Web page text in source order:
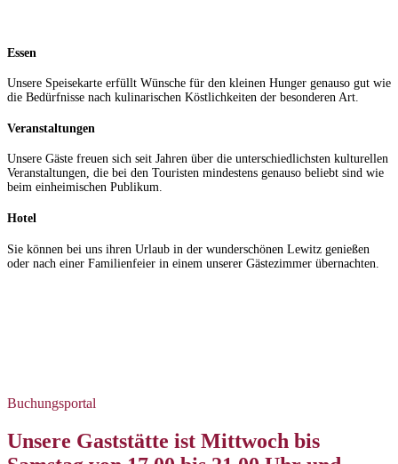
Essen
Unsere Speisekarte erfüllt Wünsche für den kleinen Hunger genauso gut wie
die Bedürfnisse nach kulinarischen Köstlichkeiten der besonderen Art.
Veranstaltungen
Unsere Gäste freuen sich seit Jahren über die unterschiedlichsten kulturellen
Veranstaltungen, die bei den Touristen mindestens genauso beliebt sind wie
beim einheimischen Publikum.
Hotel
Sie können bei uns ihren Urlaub in der wunderschönen Lewitz genießen
oder nach einer Familienfeier in einem unserer Gästezimmer übernachten.
Buchungsportal
Unsere Gaststätte ist Mittwoch bis